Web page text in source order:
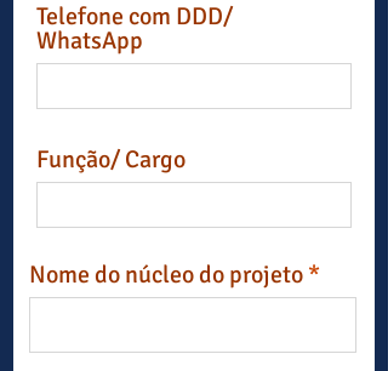
Telefone com DDD/
WhatsApp
Função/ Cargo
Nome do núcleo do projeto